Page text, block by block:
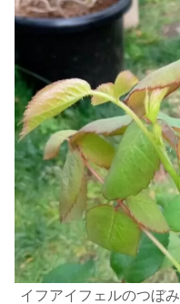
イフアイフェルのつぼみ